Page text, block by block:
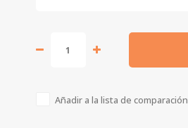
Añadir a la lista de comparación